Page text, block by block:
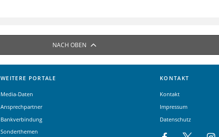
NACH OBEN
WEITERE PORTALE
Media-Daten
Ansprechpartner
Bankverbindung
Sonderthemen
KONTAKT
Kontakt
Impressum
Datenschutz